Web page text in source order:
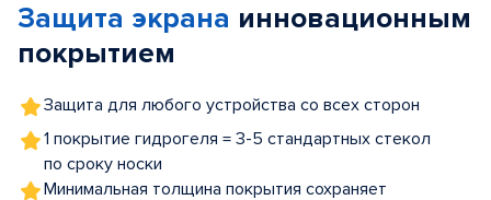
5
Защита экрана инновационным
покрытием
Защита для любого устройства со всех сторон
1 покрытие гидрогеля = 3-5 стандартных стекол
по сроку носки
Минимальная толщина покрытия сохраняет